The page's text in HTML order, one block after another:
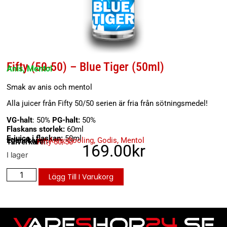
Fifty (50-50) – Blue Tiger (50ml)
Anis, Mentol
Smak av anis och mentol
Alla juicer från Fifty 50/50 serien är fria från sötningsmedel!
VG-halt: 50% PG-halt: 50%
Flaskans storlek: 60ml
E-juice i flaskan:50ml
Egenskaper:Anis,Cooling,Godis, Mentol
Tillverkare:Fifty 50/50 169.00kr
I lager
Lägg Till I Varukorg